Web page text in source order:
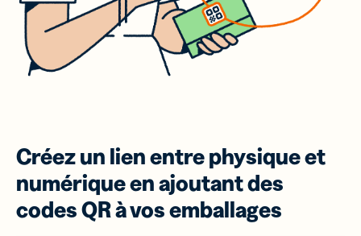
Créez un lien entre physique et
numérique en ajoutant des
codes QR à vos emballages